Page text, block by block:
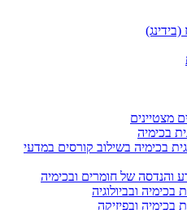
מצטיינים
בכימיה
בכימיה בשילוב קורסים במדעי
והנדסה של חומרים ובכימיה
בכימיה ובביולוגיה
בכימיה ובפיזיקה